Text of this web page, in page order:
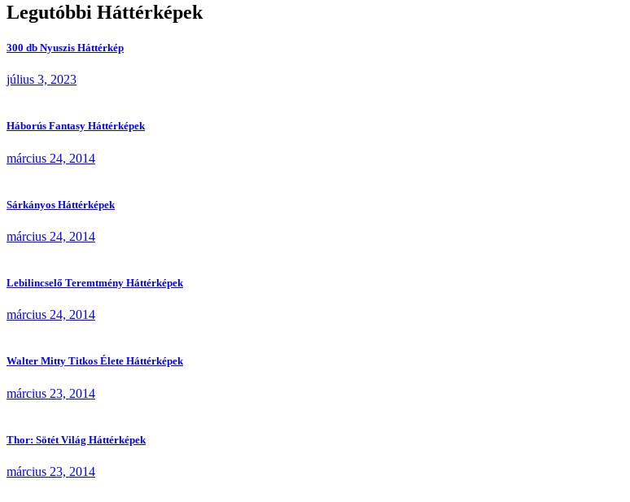
Legutóbbi Háttérképek
300 db Nyuszis Háttérkép
július 3, 2023
Háborús Fantasy Háttérképek
március 24, 2014
Sárkányos Háttérképek
március 24, 2014
Lebilincselő Teremtmény Háttérképek
március 24, 2014
Walter Mitty Titkos Élete Háttérképek
március 23, 2014
Thor: Sötét Világ Háttérképek
március 23, 2014